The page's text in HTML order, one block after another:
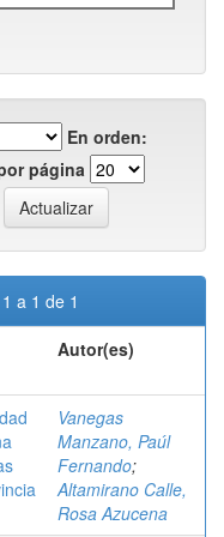
En orden:
página
a 1 de 1
Autor(es)
Vanegas
Manzano, Paúl
Fernando;
Altamirano Calle,
Rosa Azucena